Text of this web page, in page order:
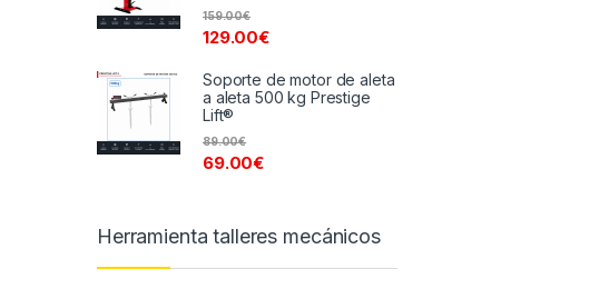
129.00€
159.00€
Soporte de motor de aleta
a aleta 500 kg Prestige
Lift®
69.00€
89.00€
Herramienta talleres mecánicos